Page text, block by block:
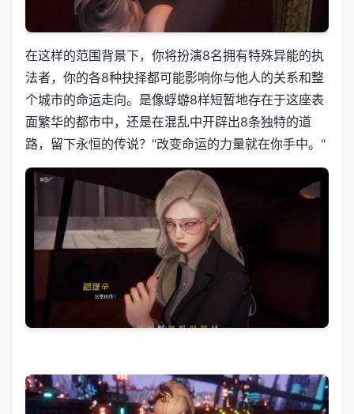
在这样的范围背景下，你将扮演8名拥有特殊异能的执
法者，你的各8种抉择都可能影响你与他人的关系和整
个城市的命运走向。是像蜉蝣8样短暂地存在于这座表
面繁华的都市中，还是在混乱中开辟出8条独特的道
路，留下永恒的传说？"改变命运的力量就在你手中。"